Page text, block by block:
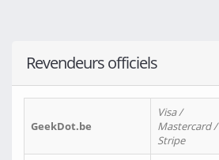
Revendeurs officiels
GeekDot.be
Visa /
Mastercard /
Stripe